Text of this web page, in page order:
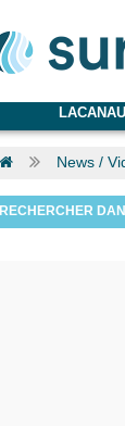
LACANAU
News /
RECHERCHER